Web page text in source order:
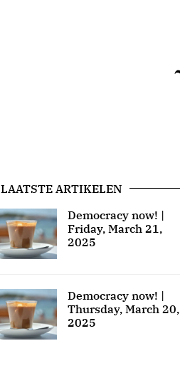
LAATSTE ARTIKELEN
Democracy now! |
Friday, March 21,
2025
Democracy now! |
Thursday, March 20,
2025